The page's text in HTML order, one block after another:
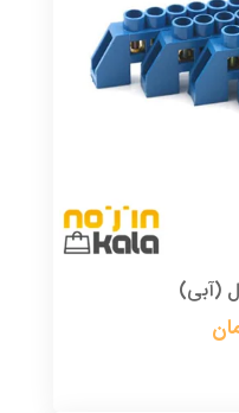
(آبی)